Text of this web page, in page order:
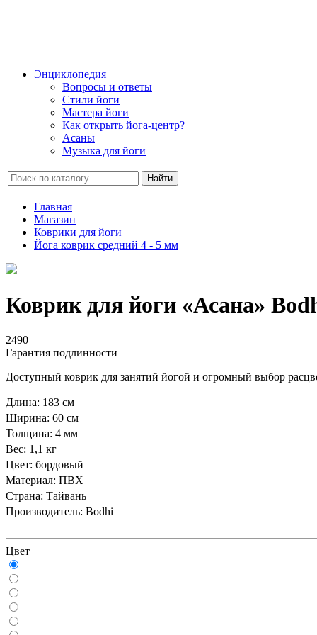
Энциклопедия
Вопросы и ответы
Стили йоги
Мастера йоги
Как открыть йога-центр?
Асаны
Музыка для йоги
Найти
Главная
Магазин
Коврики для йоги
Йога коврик средний 4 - 5 мм
Коврик для йоги «Асана»
2490
Гарантия подлинности
Доступный коврик для занятий йогой и огромный выбор
Длина: 183 см
Ширина: 60 см
Толщина: 4 мм
Вес: 1,1 кг
Цвет: бордовый
Материал: ПВХ
Страна: Тайвань
Производитель: Bodhi
Цвет